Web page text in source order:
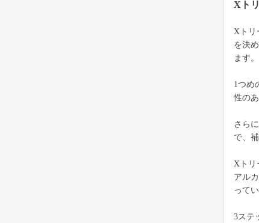
Xト
Xトリ
を決
ます。
1つめ
性の
さら
で、
Xトリ
アル
って
3ステ